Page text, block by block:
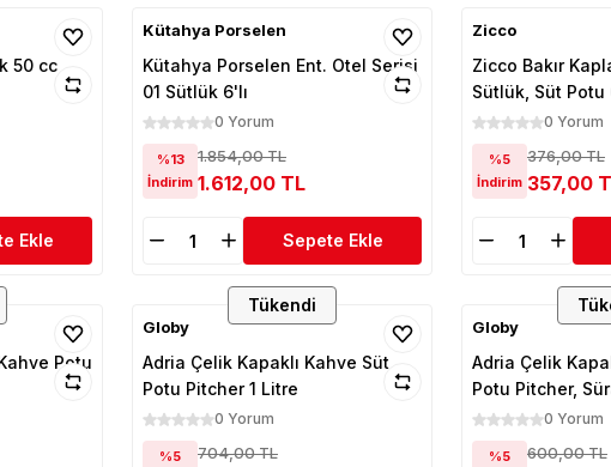
50 cc
Ekle
Kütahya Porselen
Kütahya Porselen Ent. Otel Serisi
01 Sütlük 6'lı
0 Yorum
%13
İndirim
1.854,00 TL
1.612,00 TL
Sepete Ekle
Zicco
Zicco Bakır
Sütlük, Süt Potu
0 Yorum
%5
İndirim
376,00 TL
357,00
Potu
Tükendi
Globy
Adria Çelik Kapaklı Kahve Süt
Potu Pitcher 1 Litre
0 Yorum
%5
704,00 TL
Globy
Adria Çelik
Potu Pitcher,
0 Yorum
%5
600,00 TL